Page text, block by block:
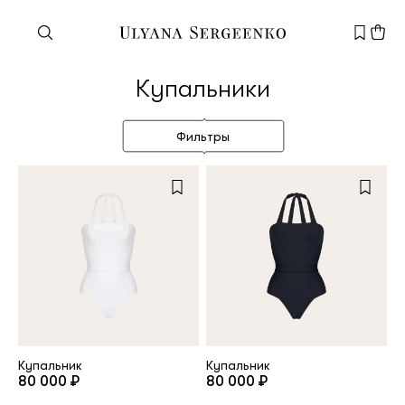
Нужна помощь?
Служба поддержки+7 495 105 70 25
support@ulyanasergeenko.com
Купальники
Фильтры
Купальник
80 000 ₽
Купальник
80 000 ₽